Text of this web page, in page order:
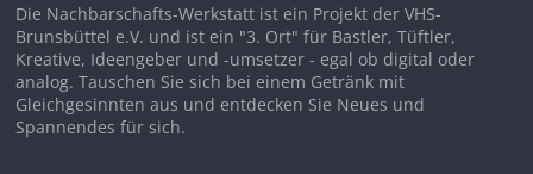
Die Nachbarschafts-Werkstatt ist ein Projekt der VHS-
Brunsbüttel e.V. und ist ein "3. Ort" für Bastler, Tüftler,
Kreative, Ideengeber und -umsetzer - egal ob digital oder
analog. Tauschen Sie sich bei einem Getränk mit
Gleichgesinnten aus und entdecken Sie Neues und
Spannendes für sich.